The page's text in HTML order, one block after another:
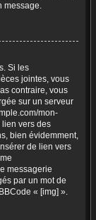
message.
Si les
jointes, vous
contraire, vous
sur un serveur
mon-
vers des
bien évidemment,
de lien vers
messagerie
par un mot de
« [img] ».